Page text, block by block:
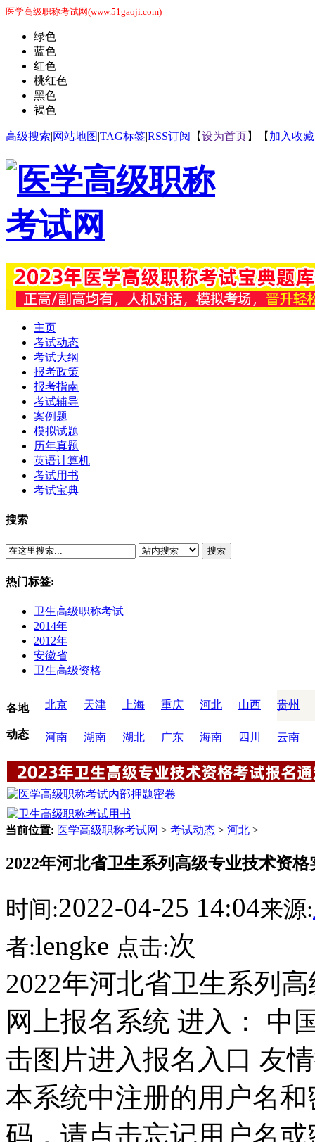
医学高级职称考试网(www.51gaoji.com)
绿色
蓝色
红色
桃红色
黑色
褐色
高级搜索|网站地图|TAG标签|RSS订阅 【设为首页】【 加入收藏
主页
考试动态
考试大纲
报考政策
报考指南
考试辅导
案例题
模拟试题
历年真题
英语计算机
考试用书
考试宝典
搜索
搜索
热门标签:
卫生高级职称考试
2014年
2012年
安徽省
卫生高级资格
各地
动态
北京 天津 上海 重庆 河北 山西 贵州
河南 湖南 湖北 广东 海南 四川 云南
当前位置: 医学高级职称考试网 > 考试动态 > 河北 >
2022年河北省卫生系列高级专业技术资
时间:2022-04-25 14:04来源:
者:lengke 点击:次
2022年河北省卫生系列
网上报名系统 进入： 中
击图片进入报名入口 友
本系统中注册的用户名
码，请点击忘记用户名